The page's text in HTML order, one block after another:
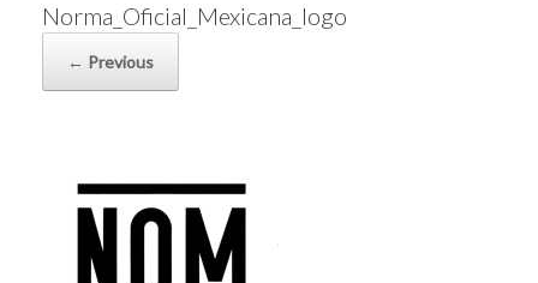
Norma_Oficial_Mexicana_logo
← Previous